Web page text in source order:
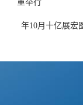
年10月十亿展宏